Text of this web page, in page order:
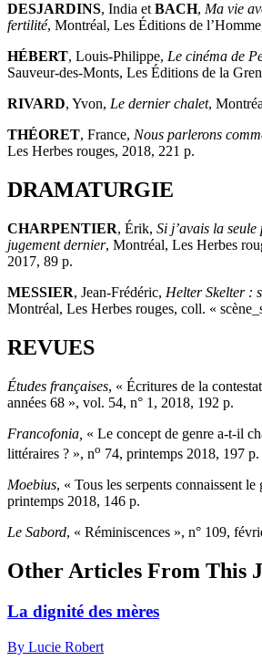
DESJARDINS, India et BACH, Ma vie
fertilité, Montréal, Les Éditions de
HÉBERT, Louis-Philippe, Le cinéma de
Sauveur-des-Monts, Les Éditions de la
RIVARD, Yvon, Le dernier chalet,
THÉORET, France, Nous parlerons
Les Herbes rouges, 2018, 221 p.
DRAMATURGIE
CHARPENTIER, Érik, Si j’avais la seule
jugement dernier, Montréal, Les Herbes
2017, 89 p.
MESSIER, Jean-Frédéric, Helter Skelter :
Montréal, Les Herbes rouges, coll. «
REVUES
Études françaises, « Écritures de la
années 68 », vol. 54, n° 1, 2018, 192 p.
Francofonia, « Le concept de genre a-t-il
littéraires ? », no 74, printemps 2018, 197 p.
Moebius, « Tous les serpents connaissent
printemps 2018, 146 p.
Le Sabord, « Réminiscences », n° 109,
Other Articles From This
La dignité des mères
By Lucie Robert